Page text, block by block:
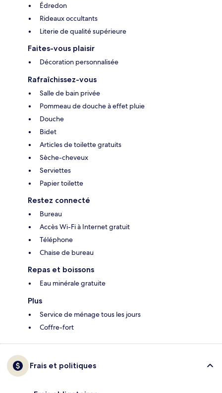
Édredon
Rideaux occultants
Literie de qualité supérieure
Faites-vous plaisir
Décoration personnalisée
Rafraîchissez-vous
Salle de bain privée
Pommeau de douche à effet pluie
Douche
Bidet
Articles de toilette gratuits
Sèche-cheveux
Serviettes
Papier toilette
Restez connecté
Bureau
Accès Wi-Fi à Internet gratuit
Téléphone
Chaise de bureau
Repas et boissons
Eau minérale gratuite
Plus
Service de ménage tous les jours
Coffre-fort
Frais et politiques